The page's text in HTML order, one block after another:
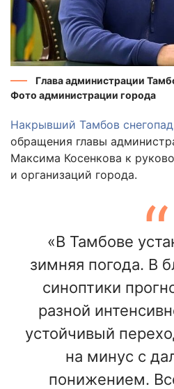
Глава администрации
Фото администрации города
Накрывший Тамбов снегопад
обращения главы
Максима Косенкова к
и организаций города.
«В Тамбове
зимняя погода. В
синоптики
разной
устойчивый
на минус с
понижением.